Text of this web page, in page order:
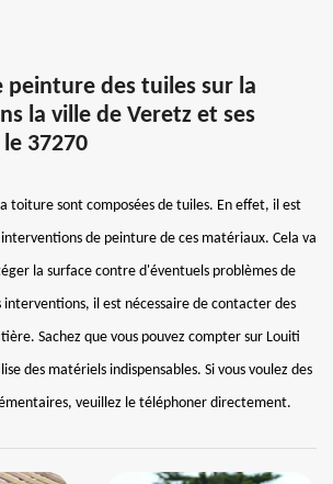
peinture des tuiles sur la
la ville de Veretz et ses
37270
toiture sont composées de tuiles. En effet, il est
de peinture de ces matériaux. Cela va
la surface contre d'éventuels problèmes de
interventions, il est nécessaire de contacter des
Sachez que vous pouvez compter sur Louiti
des matériels indispensables. Si vous voulez des
veuillez le téléphoner directement.